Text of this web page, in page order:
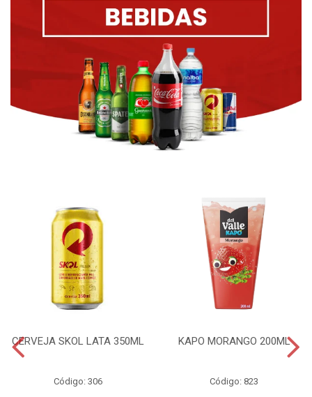
CERVEJA SKOL LATA 350ML
Código: 306
KAPO MORANGO 200ML
Código: 823